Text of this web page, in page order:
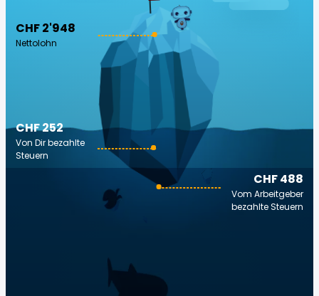
CHF 2'948
Nettolohn
CHF 488
Vom Arbeitgeber
bezahlte Steuern
CHF 252
Von Dir bezahlte
Steuern